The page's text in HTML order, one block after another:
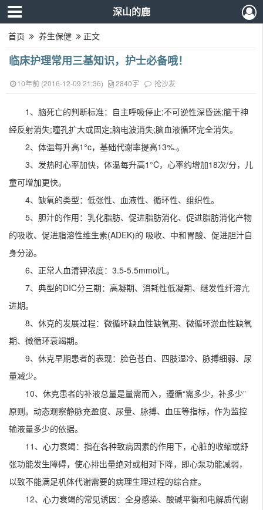
深山的鹿
首页 养生保健 正文
临床护理常用三基知识，护士必备哦！
10年前 (2016-12-09 21:36) 2840字 抢沙发
1、脑死亡的判断标准：自主呼吸停止;不可逆性深昏迷;脑干神
经反射消失;瞳孔扩大或固定;脑电波消失;脑血液循环完全消失。
2、体温每升高1°c，基础代谢率提高13%.。
3、发热时心率加快，体温每升高1°C，心率约增加18次/分，儿
童可增加更快。
4、缺氧的类型：低张性、血液性、循环性、组织性。
5、胆汁的作用：乳化脂肪、促进脂肪消化、促进脂肪消化产物
的吸收、促进脂溶性维生素(ADEK)的 吸收、中和胃酸、促进胆汁自
身分泌。
6、正常人血清钾浓度：3.5-5.5mmol/L。
7、典型的DIC分三期：高凝期、消耗性低凝期、继发性纤溶亢
进期。
8、休克的发展过程：微循环缺血性缺氧期、微循环淤血性缺氧
期、微循环衰竭期。
9、休克早期患者的表现：脸色苍白、四肢湿冷、脉搏细弱、尿
量减少。
10、休克患者的补液总量是量需而入，遵循“需多少，补多少”
原则。动态观察静脉充盈度、尿量、脉搏、血压等指标，作为监控
输液量多少的依据。
11、心力衰竭：指在各种致病因素的作用下，心脏的收缩或舒
张功能发生障碍，使心排出量绝对或相对下降，即心泵功能减弱，
以致不能满足机体代谢需要的病理生理过程的综合症。
12、心力衰竭的常见诱因：全身感染、酸碱平衡和电解质代谢